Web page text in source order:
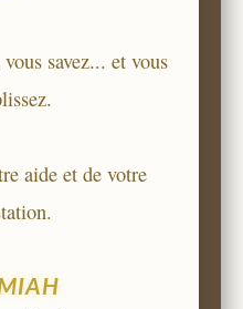
savez... et vous
aide et de votre